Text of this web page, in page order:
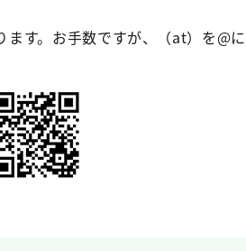
す。お手数ですが、（at）を@に